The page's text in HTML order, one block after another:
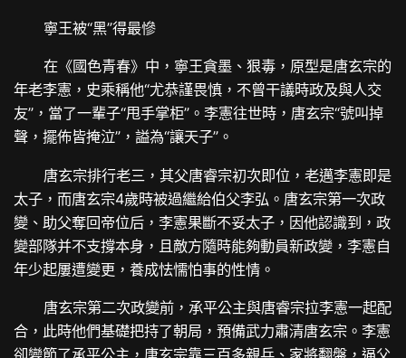
寧王被“黑”得最慘
在《國色青春》中，寧王貪墨、狠毒，原型是唐玄宗的
年老李憲，史乘稱他“尤恭謹畏慎，不曾干議時政及與人交
友”，當了一輩子“甩手掌柜”。李憲往世時，唐玄宗“號叫掉
聲，擺佈皆掩泣”，謚為“讓天子”。
唐玄宗排行老三，其父唐睿宗初次即位，老邁李憲即是
太子，而唐玄宗4歲時被過繼給伯父李弘。唐玄宗第一次政
變、助父奪回帝位后，李憲果斷不妥太子，因他認識到，政
變部隊并不支撐本身，且敵方隨時能夠動員新政變，李憲自
年少起屢遭變更，養成怯懦怕事的性情。
唐玄宗第二次政變前，承平公主與唐睿宗拉李憲一起配
合，此時他們基礎把持了朝局，預備武力肅清唐玄宗。李憲
卻變節了承平公主，唐玄宗靠三百多親兵、家將翻盤，逼父